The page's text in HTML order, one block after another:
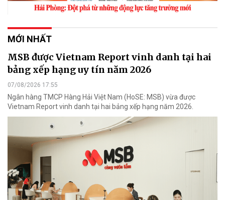
MỚI NHẤT
MSB được Vietnam Report vinh danh tại hai
bảng xếp hạng uy tín năm 2026
07/08/2026 17:55
Ngân hàng TMCP Hàng Hải Việt Nam (HoSE: MSB) vừa được
Vietnam Report vinh danh tại hai bảng xếp hạng năm 2026.